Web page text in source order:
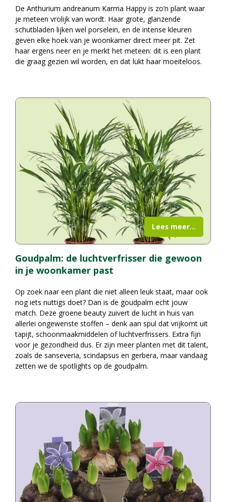
De Anthurium andreanum Karma Happy is zo’n plant waar
je meteen vrolijk van wordt. Haar grote, glanzende
schutbladen lijken wel porselein, en de intense kleuren
geven elke hoek van je woonkamer direct meer pit. Zet
haar ergens neer en je merkt het meteen: dit is een plant
die graag gezien wil worden, en dat lukt haar moeiteloos.
Goudpalm: de luchtverfrisser die gewoon
in je woonkamer past
Op zoek naar een plant die niet alleen leuk staat, maar ook
nog iets nuttigs doet? Dan is de goudpalm echt jouw
match. Deze groene beauty zuivert de lucht in huis van
allerlei ongewenste stoffen – denk aan spul dat vrijkomt uit
tapijt, schoonmaakmiddelen of luchtverfrissers. Extra fijn
voor je gezondheid dus. Er zijn meer planten met dit talent,
zoals de sanseveria, scindapsus en gerbera, maar vandaag
zetten we de spotlights op de goudpalm.
Lees meer...